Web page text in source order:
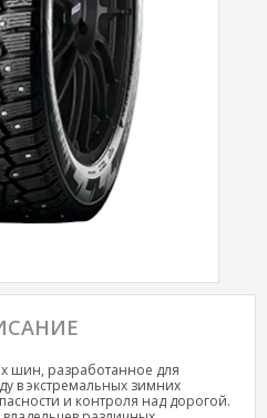
шин, разработанное для
в экстремальных зимних
и контроля над дорогой.